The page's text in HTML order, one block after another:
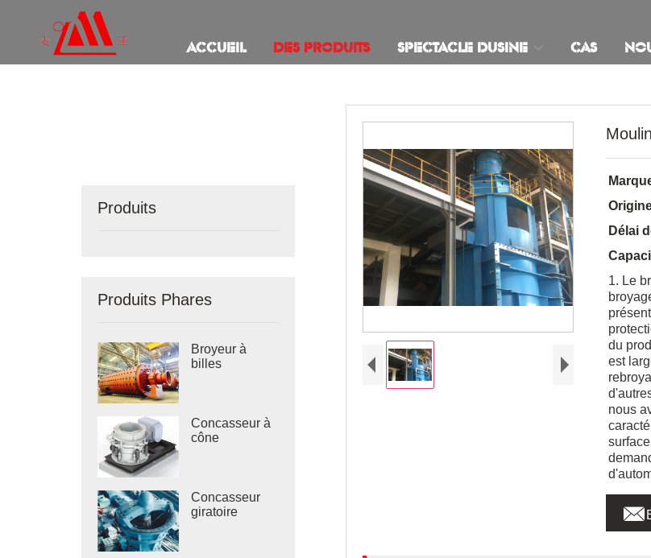
ACCUEIL DES PRODUITS SPECTACLE DUSINE CAS
Produits
Produits Phares
Broyeur à
billes
Concasseur à
cône
Concasseur
giratoire
Délai
1. Le
du
est
nous
